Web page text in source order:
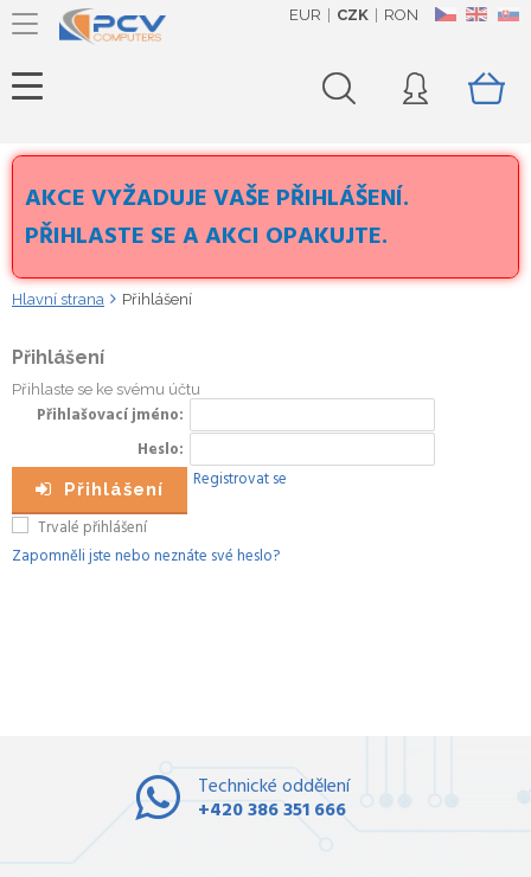
CZ EN SK
EUR CZK RON
AKCE VYŽADUJE VAŠE PŘIHLÁŠENÍ.
PŘIHLASTE SE A AKCI OPAKUJTE.
Hlavní strana Přihlášení
Přihlášení
Přihlaste se ke svému účtu
Přihlašovací jméno
Heslo
Přihlášení
Registrovat se
Trvalé přihlášení
Zapomněli jste nebo neznáte své heslo?
Technické oddělení
+420 386 351 666